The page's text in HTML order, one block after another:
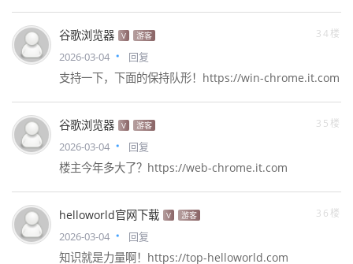
谷歌浏览器 V 游客 34楼
2026-03-04 回复
支持一下，下面的保持队形！https://win-chrome.it.com
谷歌浏览器 V 游客 35楼
2026-03-04 回复
楼主今年多大了？https://web-chrome.it.com
helloworld官网下载 V 游客 36楼
2026-03-04 回复
知识就是力量啊！https://top-helloworld.com